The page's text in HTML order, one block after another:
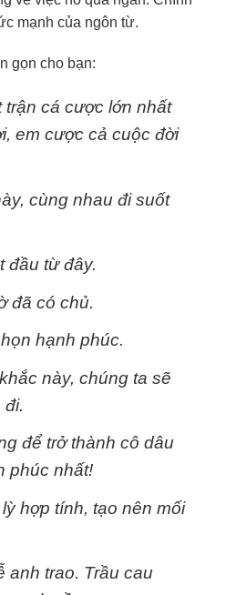
mạnh của ngôn từ.
gọn cho bạn:
trận cá cược lớn nhất
em cược cả cuộc đời
cùng nhau đi suốt
đầu từ đây.
đã có chủ.
hạnh phúc.
này, chúng ta sẽ
đi.
để trở thành cô dâu
phúc nhất!
hợp tính, tạo nên mối
anh trao. Trầu cau